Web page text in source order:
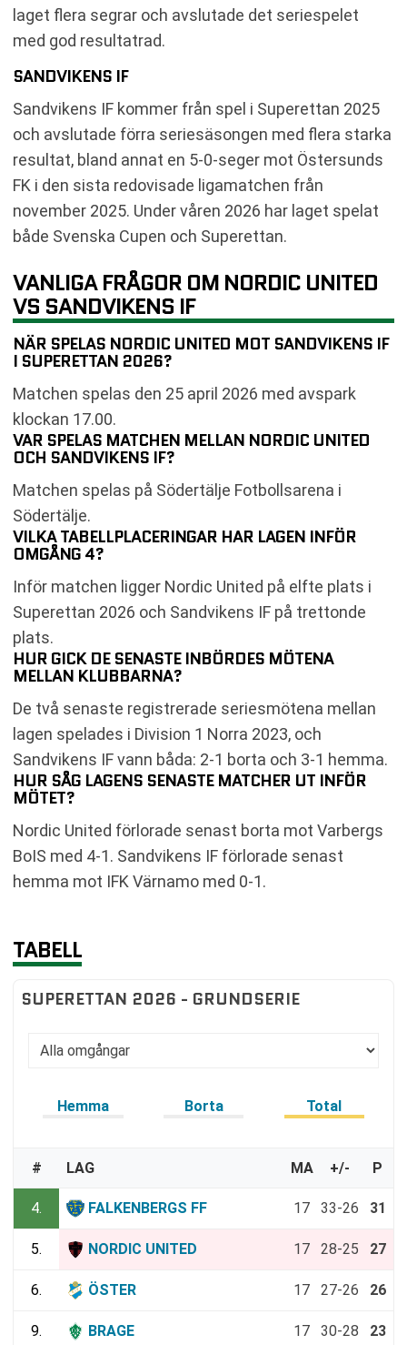
laget flera segrar och avslutade det seriespelet
med god resultatrad.
SANDVIKENS IF
Sandvikens IF kommer från spel i Superettan 2025
och avslutade förra seriesäsongen med flera starka
resultat, bland annat en 5-0-seger mot Östersunds
FK i den sista redovisade ligamatchen från
november 2025. Under våren 2026 har laget spelat
både Svenska Cupen och Superettan.
VANLIGA FRÅGOR OM NORDIC UNITED
VS SANDVIKENS IF
NÄR SPELAS NORDIC UNITED MOT SANDVIKENS IF
I SUPERETTAN 2026?
Matchen spelas den 25 april 2026 med avspark
klockan 17.00.
VAR SPELAS MATCHEN MELLAN NORDIC UNITED
OCH SANDVIKENS IF?
Matchen spelas på Södertälje Fotbollsarena i
Södertälje.
VILKA TABELLPLACERINGAR HAR LAGEN INFÖR
OMGÅNG 4?
Inför matchen ligger Nordic United på elfte plats i
Superettan 2026 och Sandvikens IF på trettonde
plats.
HUR GICK DE SENASTE INBÖRDES MÖTENA
MELLAN KLUBBARNA?
De två senaste registrerade seriesmötena mellan
lagen spelades i Division 1 Norra 2023, och
Sandvikens IF vann båda: 2-1 borta och 3-1 hemma.
HUR SÅG LAGENS SENASTE MATCHER UT INFÖR
MÖTET?
Nordic United förlorade senast borta mot Varbergs
BoIS med 4-1. Sandvikens IF förlorade senast
hemma mot IFK Värnamo med 0-1.
TABELL
SUPERETTAN 2026 - GRUNDSERIE
Hemma Borta Total
# LAG MA +/- P
4. FALKENBERGS FF 17 33-26 31
5. NORDIC UNITED 17 28-25 27
6. ÖSTER 17 27-26 26
9. BRAGE 17 30-28 23